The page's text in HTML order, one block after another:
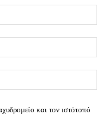
και τον ιστότοπό